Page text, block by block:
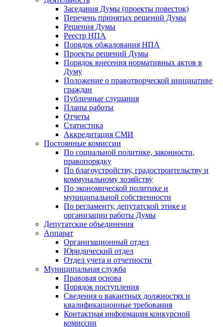
Заседания Думы (проекты повесток)
Перечень принятых решений Думы
Решения Думы
Реестр НПА
Порядок обжалования НПА
Проекты решений Думы
Порядок внесения нормативных актов в
Думу
Положение о правотворческой инициативе
граждан
Публичные слушания
Планы работы
Отчеты
Статистика
Аккредитация СМИ
Постоянные комиссии
По социальной политике, законности,
правопорядку
По благоустройству, градостроительству и
коммунальному хозяйству
По экономической политике и
муниципальной собственности
По регламенту, депутатской этике и
организации работы Думы
Депутатские объединения
Аппарат
Организационный отдел
Юридический отдел
Отдел учета и отчетности
Муниципальная служба
Правовая основа
Порядок поступления
Сведения о вакантных должностях и
квалификационные требования
Контактная информация конкурсной
комиссии